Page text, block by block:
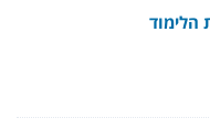
הלימוד